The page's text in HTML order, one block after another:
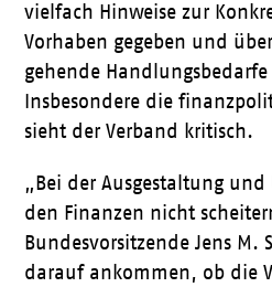
vielfach Hinweise zur
Vorhaben gegeben und
gehende
Insbesondere die
sieht der Verband kritisch.
„Bei der Ausgestaltung
den Finanzen nicht
Bundesvorsitzende Jens M.
darauf ankommen, ob die